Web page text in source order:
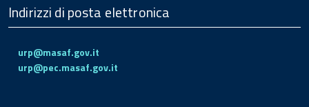
Indirizzi di posta elettronica
urp@masaf.gov.it
urp@pec.masaf.gov.it